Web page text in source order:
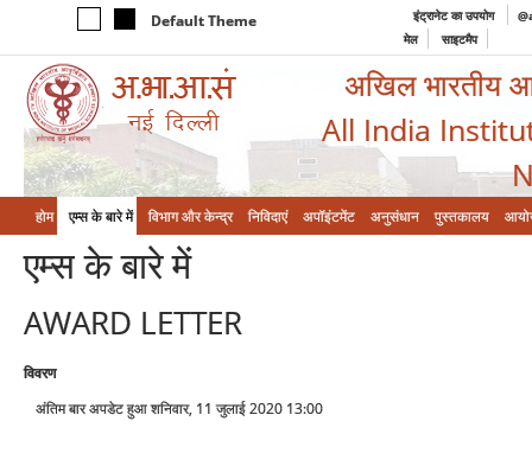
Default Theme इंट्रानेट का उपयोग
मेल
साइटमैप
अखिल भारतीय
All India
होम एम्‍स के बारे में विभाग और केन्‍द्र निविदाएं अपॉइंटमेंट अनुसंधान पुस्तकालय
एम्‍स के बारे में
AWARD LETTER
विवरण
अंतिम बार अपडेट हुआ शनिवार, 11 जुलाई 2020 13:00